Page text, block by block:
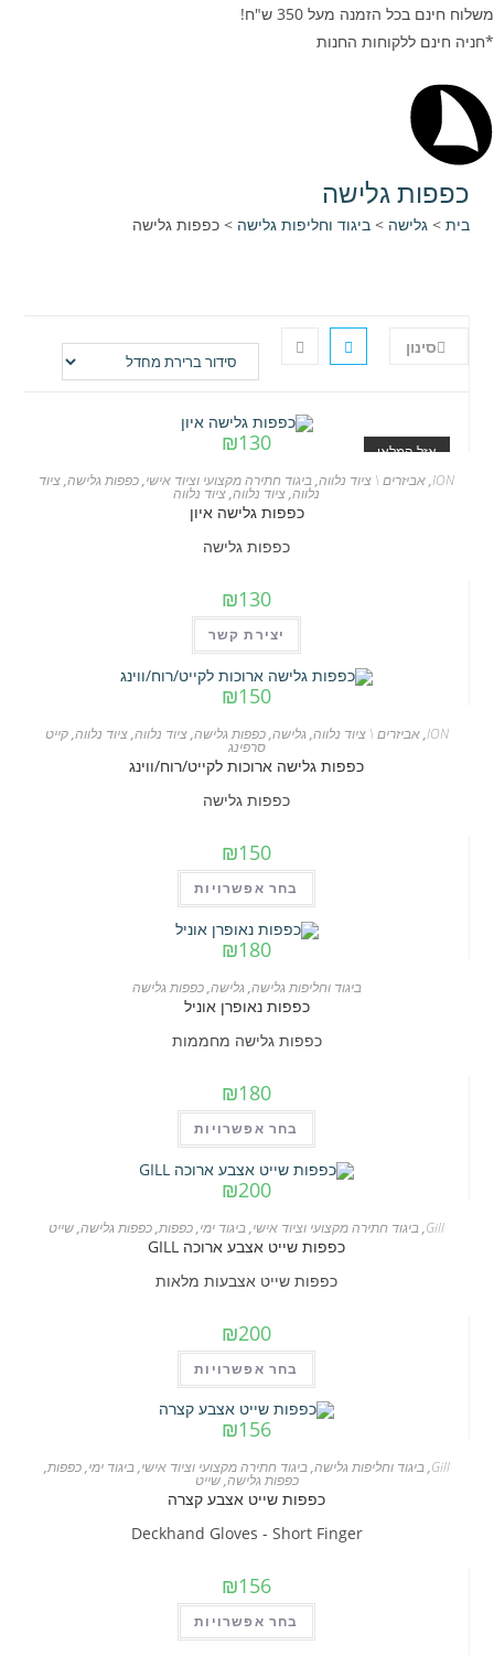
משלוח חינם בכל הזמנה מעל 350 ש"ח!
*חניה חינם ללקוחות החנות
כפפות גלישה
בית >גלישה >ביגוד וחליפות גלישה >כפפות גלישה
סינון
אזל המלאי ₪130
ION
,אביזרים \ ציוד נלווה,ביגוד חתירה מקצועי וציוד אישי,כפפות גלישה,ציוד
נלווה,ציוד נלווה,ציוד נלווה
כפפות גלישה איון
כפפות גלישה
₪130
יצירת קשר
₪150
ION
,אביזרים \ ציוד נלווה, גלישה,כפפות גלישה,ציוד נלווה,ציוד נלווה,קייט
סרפינג
כפפות גלישה ארוכות לקייט/רוח/ווינג
כפפות גלישה
₪150
בחר אפשרויות
זה
יש
סוגים.
לבחור
₪180
ביגוד וחליפות גלישה, גלישה,כפפות גלישה
כפפות נאופרן אוניל
כפפות גלישה מחממות
₪180
בחר אפשרויות
זה
יש
סוגים.
לבחור
₪200
Gill
,ביגוד חתירה מקצועי וציוד אישי,ביגוד ימי,כפפות,כפפות גלישה,שייט
כפפות שייט אצבע ארוכה GILL
כפפות שייט אצבעות מלאות
₪200
בחר אפשרויות
זה
יש
סוגים.
ניתן
לבחור
בעמוד
המוצר
₪156
Gill
,ביגוד וחליפות גלישה,ביגוד חתירה מקצועי וציוד אישי,ביגוד ימי,כפפות,
כפפות גלישה,שייט
כפפות שייט אצבע קצרה
Deckhand Gloves - Short Finger
₪156
בחר אפשרויות
זה